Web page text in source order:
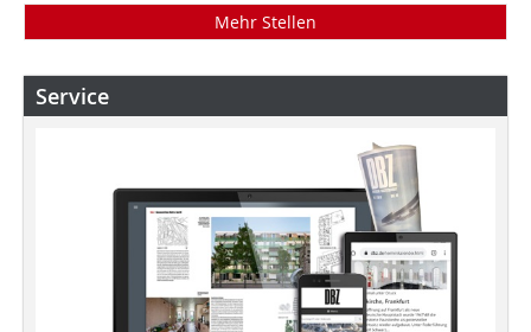
Mehr Stellen
Service